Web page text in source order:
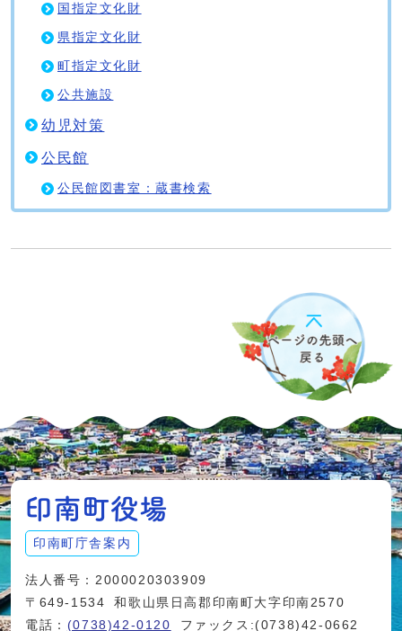
国指定文化財
県指定文化財
町指定文化財
公共施設
幼児対策
公民館
公民館図書室：蔵書検索
印南町庁舎案内
法人番号：2000020303909
〒649-1534
和歌山県日高郡印南町大字印南2570
電話： (0738)42-0120 ファックス:(0738)42-0662